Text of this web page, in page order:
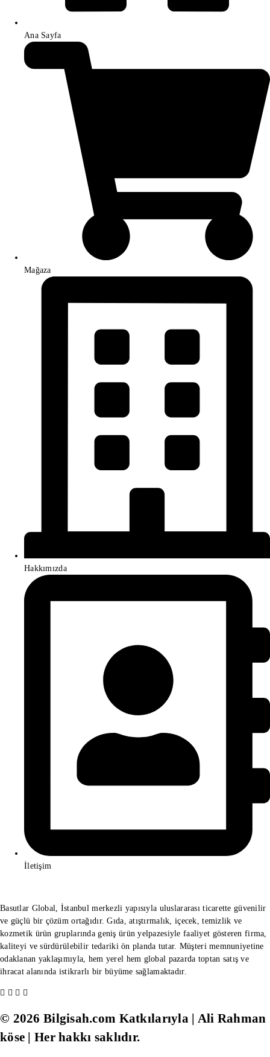
Ana Sayfa
Mağaza
Hakkımızda
İletişim
Basutlar Global, İstanbul merkezli yapısıyla uluslararası ticarette güvenilir
ve güçlü bir çözüm ortağıdır. Gıda, atıştırmalık, içecek, temizlik ve
kozmetik ürün gruplarında geniş ürün yelpazesiyle faaliyet gösteren firma,
kaliteyi ve sürdürülebilir tedariki ön planda tutar. Müşteri memnuniyetine
odaklanan yaklaşımıyla, hem yerel hem global pazarda toptan satış ve
ihracat alanında istikrarlı bir büyüme sağlamaktadır.
© 2026 Bilgisah.com Katkılarıyla | Ali Rahman
köse | Her hakkı saklıdır.